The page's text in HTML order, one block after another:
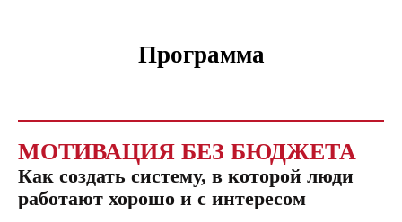
Программа
МОТИВАЦИЯ БЕЗ БЮДЖЕТА
Как создать систему, в которой люди
работают хорошо и с интересом